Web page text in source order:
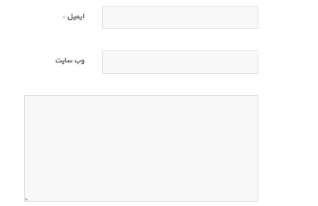
ایمیل *
وب‌ سایت